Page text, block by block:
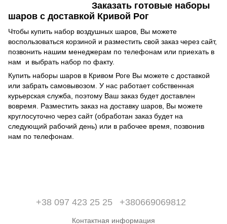
Заказать готовые наборы
шаров с доставкой Кривой Рог
Чтобы купить набор воздушных шаров, Вы можете
воспользоваться корзиной и разместить свой заказ через сайт,
позвонить нашим менеджерам по телефонам или приехать в
нам и выбрать набор по факту.
Купить наборы шаров в Кривом Роге Вы можете с доставкой
или забрать самовывозом. У нас работает собственная
курьерская служба, поэтому Ваш заказ будет доставлен
вовремя. Разместить заказ на доставку шаров, Вы можете
круглосуточно через сайт (обработан заказ будет на
следующий рабочий день) или в рабочее время, позвонив
нам по телефонам.
+38 097 423 25 25 +380669069812
Контактная информация